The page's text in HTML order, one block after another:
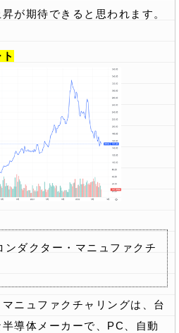
が期待できると思われます。
ダクター・マニュファクチ
ニュファクチャリングは、台
導体メーカーで、PC、自動